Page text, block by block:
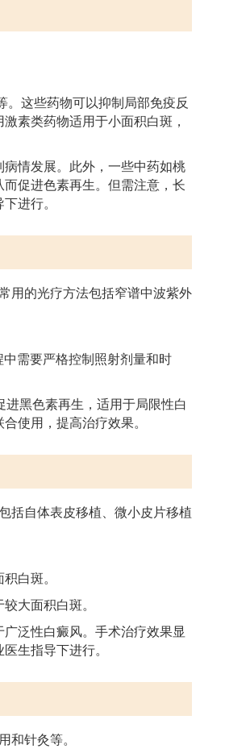
。这些药物可以抑制局部免疫反
素类药物适用于小面积白斑，
情发展。此外，一些中药如桃
促进色素再生。但需注意，长
进行。
用的光疗方法包括窄谱中波紫外
需要严格控制照射剂量和时
黑色素再生，适用于局限性白
使用，提高治疗效果。
括自体表皮移植、微小皮片移植
白斑。
大面积白斑。
泛性白癜风。手术治疗效果显
生指导下进行。
和针灸等。